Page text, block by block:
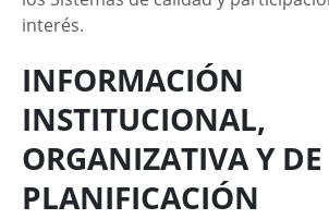
interés.
INFORMACIÓN
INSTITUCIONAL,
ORGANIZATIVA Y DE
PLANIFICACIÓN